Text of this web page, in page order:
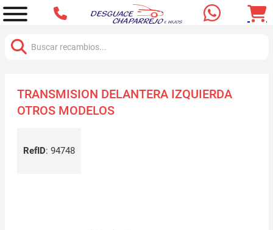
TRANSMISION DELANTERA IZQUIERDA
OTROS MODELOS
RefID: 94748